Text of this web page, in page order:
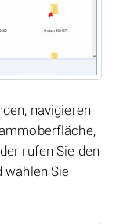
navigieren
rufen Sie den
wählen Sie